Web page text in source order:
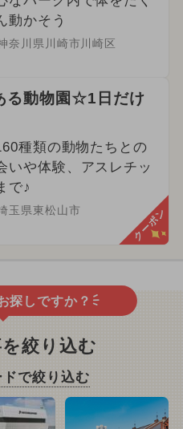
動かそう
奈川県川崎市川崎区
る動物園☆1日だけ
種類の動物たちとの
いや体験、アスレチッ
で♪
玉県東松山市 クーポン
探しですか？
絞り込む
で絞り込む